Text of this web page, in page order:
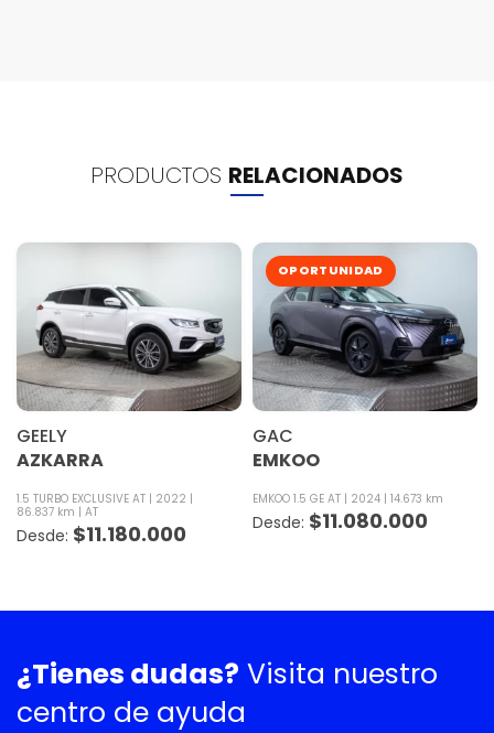
PRODUCTOS RELACIONADOS
GEELY
AZKARRA
1.5 TURBO EXCLUSIVE AT
2022
86.837 km
AT
$11.180.000
OPORTUNIDAD
GAC
EMKOO
EMKOO 1.5 GE AT 2024 14.673 km
$11.080.000
¿Tienes dudas? Visita nuestro
centro de ayuda